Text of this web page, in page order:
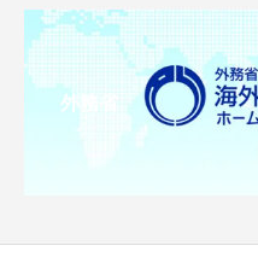
外務省